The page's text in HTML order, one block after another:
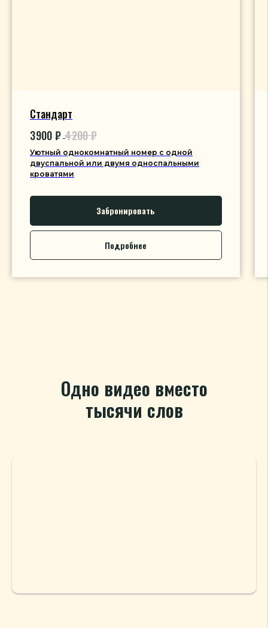
Стандарт
3 900₽ 4 200₽
Уютный однокомнатный номер с одной
двуспальной или двумя односпальными
кроватями
Забронировать
Подробнее
Одно видео вместо
тысячи слов